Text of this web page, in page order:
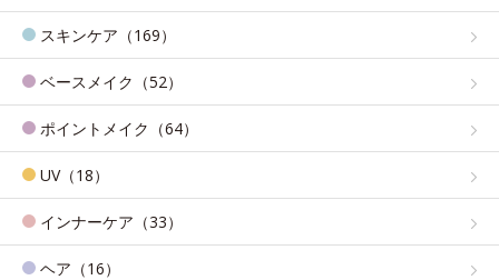
スキンケア（169）
ベースメイク（52）
ポイントメイク（64）
UV（18）
インナーケア（33）
ヘア（16）